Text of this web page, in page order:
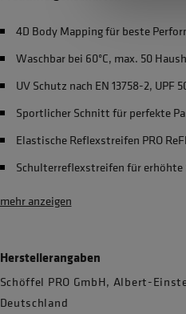
4D Body Mapping für beste
Waschbar bei 60°C, max. 50
UV Schutz nach EN 13758-2, UPF
Sportlicher Schnitt für perfekte
Elastische Reflexstreifen PRO
Schulterreflexstreifen für
mehr anzeigen
Herstellerangaben
Schöffel PRO GmbH, Albert-
Deutschland